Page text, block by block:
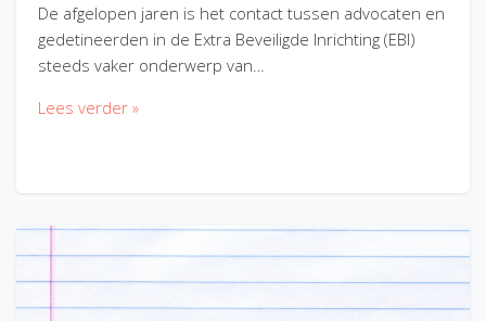
De afgelopen jaren is het contact tussen advocaten en
gedetineerden in de Extra Beveiligde Inrichting (EBI)
steeds vaker onderwerp van…
Lees verder »